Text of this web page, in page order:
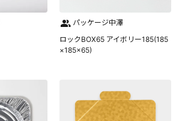
パッケージ中澤
ロックBOX65 アイボリー185(185
×185×65)